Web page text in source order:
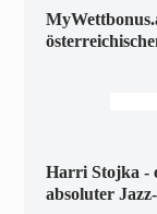
Harri Stojka -
absoluter